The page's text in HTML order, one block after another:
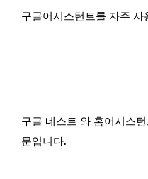
구글어시스턴트를 자주 사
구글 네스트 와 홈어시스
문입니다.